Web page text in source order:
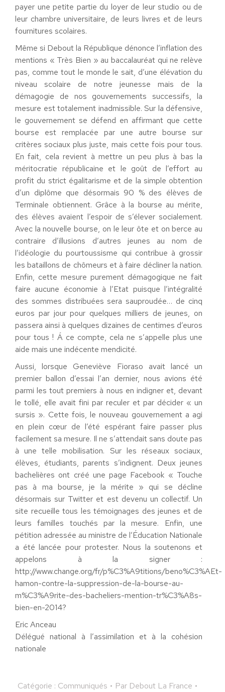
payer une petite partie du loyer de leur studio ou de
leur chambre universitaire, de leurs livres et de leurs
fournitures scolaires.
Même si Debout la République dénonce l’inflation des
mentions « Très Bien » au baccalauréat qui ne relève
pas, comme tout le monde le sait, d’une élévation du
niveau scolaire de notre jeunesse mais de la
démagogie de nos gouvernements successifs, la
mesure est totalement inadmissible. Sur la défensive,
le gouvernement se défend en affirmant que cette
bourse est remplacée par une autre bourse sur
critères sociaux plus juste, mais cette fois pour tous.
En fait, cela revient à mettre un peu plus à bas la
méritocratie républicaine et le goût de l’effort au
profit du strict égalitarisme et de la simple obtention
d’un diplôme que désormais 90 % des élèves de
Terminale obtiennent. Grâce à la bourse au mérite,
des élèves avaient l’espoir de s’élever socialement.
Avec la nouvelle bourse, on le leur ôte et on berce au
contraire d’illusions d’autres jeunes au nom de
l’idéologie du pourtoussisme qui contribue à grossir
les bataillons de chômeurs et à faire décliner la nation.
Enfin, cette mesure purement démagogique ne fait
faire aucune économie à l’Etat puisque l’intégralité
des sommes distribuées sera sauproudée… de cinq
euros par jour pour quelques milliers de jeunes, on
passera ainsi à quelques dizaines de centimes d’euros
pour tous ! Á ce compte, cela ne s’appelle plus une
aide mais une indécente mendicité.
Aussi, lorsque Geneviève Fioraso avait lancé un
premier ballon d’essai l’an dernier, nous avions été
parmi les tout premiers à nous en indigner et, devant
le tollé, elle avait fini par reculer et par décider « un
sursis ». Cette fois, le nouveau gouvernement a agi
en plein cœur de l’été espérant faire passer plus
facilement sa mesure. Il ne s’attendait sans doute pas
à une telle mobilisation. Sur les réseaux sociaux,
élèves, étudiants, parents s’indignent. Deux jeunes
bachelières ont créé une page Facebook « Touche
pas à ma bourse, je la mérite » qui se décline
désormais sur Twitter et est devenu un collectif. Un
site recueille tous les témoignages des jeunes et de
leurs familles touchés par la mesure. Enfin, une
pétition adressée au ministre de l’Éducation Nationale
a été lancée pour protester. Nous la soutenons et
appelons à la signer :
http://www.change.org/fr/p%C3%A9titions/beno%C3%AEt-
hamon-contre-la-suppression-de-la-bourse-au-
m%C3%A9rite-des-bacheliers-mention-tr%C3%A8s-
bien-en-2014?
Eric Anceau
Délégué national à l’assimilation et à la cohésion
nationale
Catégorie : Communiqués Par Debout La France